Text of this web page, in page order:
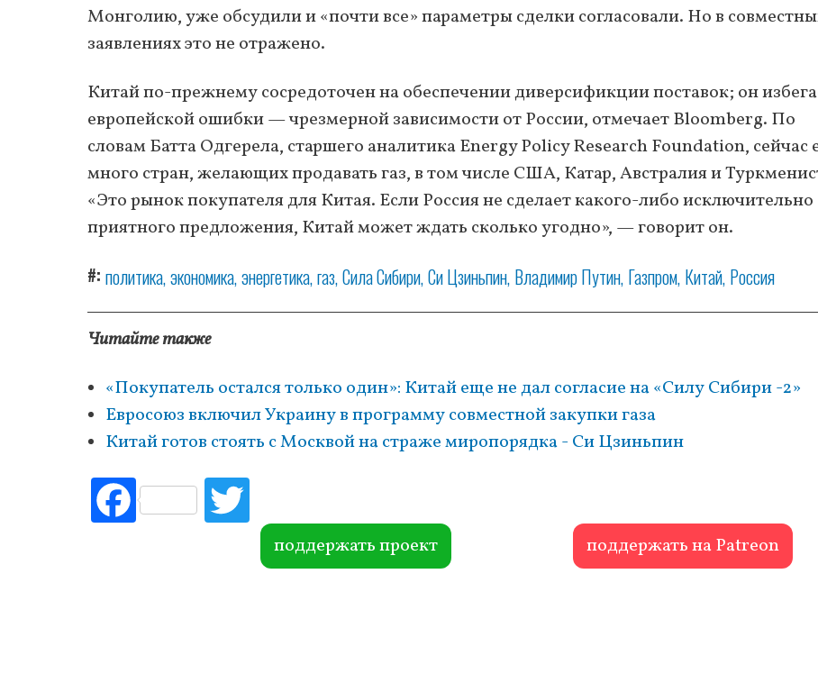
Монголию, уже обсудили и «почти все» параметры сделки согласовали. Но в
заявлениях это не отражено.
Китай по-прежнему сосредоточен на обеспечении диверсификции поставок; он
европейской ошибки — чрезмерной зависимости от России, отмечает Bloomberg. По
словам Батта Одгерела, старшего аналитика Energy Policy Research Foundation, сейчас
много стран, желающих продавать газ, в том числе США, Катар, Австралия и
«Это рынок покупателя для Китая. Если Россия не сделает какого-либо исключительно
приятного предложения, Китай может ждать сколько угодно», — говорит он.
# политика экономика энергетика газ Сила Сибири Си Цзиньпин Владимир Путин Газпром Китай Россия
Читайте также
«Покупатель остался только один»: Китай еще не дал согласие на «Силу Сибири -2»
Евросоюз включил Украину в программу совместной закупки газа
Китай готов стоять с Москвой на страже миропорядка - Си Цзиньпин
Fac
ebo itte
r поддержать проект поддержать на Patreon